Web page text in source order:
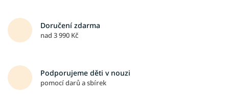
Doručení zdarma
nad 3 990 Kč
Podporujeme děti v nouzi
pomocí darů a sbírek